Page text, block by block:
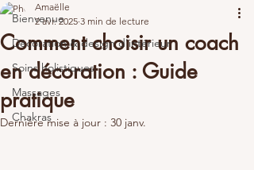
Bienvenue
Décoration & design d'intérieur
Soins holistiques
Massages
Chakras
Comment choisir un coach
en décoration : Guide
pratique
Amaëlle
2 avr. 2025 3 min de lecture
Dernière mise à jour : 30 janv.